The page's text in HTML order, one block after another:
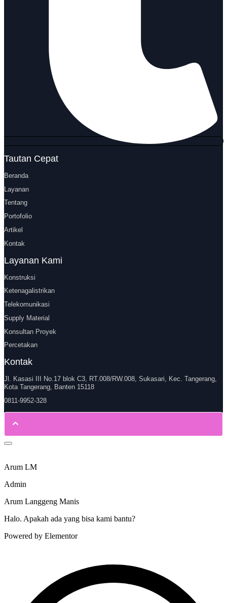
Tautan Cepat
Beranda
Layanan
Tentang
Portofolio
Artikel
Kontak
Layanan Kami
Konstruksi
Ketenagalistrikan
Telekomunikasi
Supply Material
Konsultan Proyek
Percetakan
Kontak
Jl. Kasasi III No.17 blok C3, RT.008/RW.008, Sukasari, Kec. Tangerang,
Kota Tangerang, Banten 15118
0811-9952-328
Arum LM
Admin
Arum Langgeng Manis
Halo. Apakah ada yang bisa kami bantu?
Powered by Elementor